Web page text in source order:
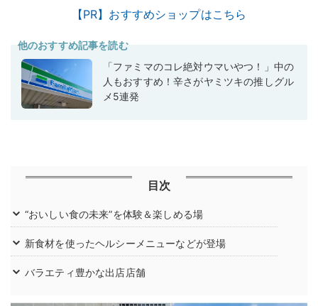
【PR】おすすめショップはこちら
他のおすすめ記事を読む
「ファミマのコレ絶対ウマいやつ！」中の
人もおすすめ！辛さがヤミツキの推しグル
メ5連発
目次
“おいしい食の未来”を体験＆楽しめる場
新食材を使ったヘルシーメニューなどが登場
バラエティ豊かな出店店舗